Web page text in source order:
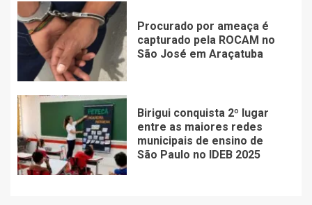
Procurado por ameaça é
capturado pela ROCAM no
São José em Araçatuba
Birigui conquista 2º lugar
entre as maiores redes
municipais de ensino de
São Paulo no IDEB 2025